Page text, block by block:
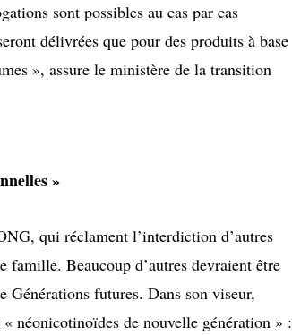
sont possibles au cas par cas
délivrées que pour des produits à base
», assure le ministère de la transition
»
qui réclament l’interdiction d’autres
famille. Beaucoup d’autres devraient être
futures. Dans son viseur,
néonicotinoïdes de nouvelle génération » :